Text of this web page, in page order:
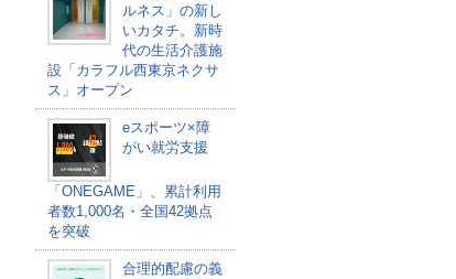
ルネス」の新し
いカタチ。新時
代の生活介護施
設「カラフル西東京ネクサ
ス」オープン
eスポーツ×障
がい就労支援
「ONEGAME」、累計利用
者数1,000名・全国42拠点
を突破
合理的配慮の義